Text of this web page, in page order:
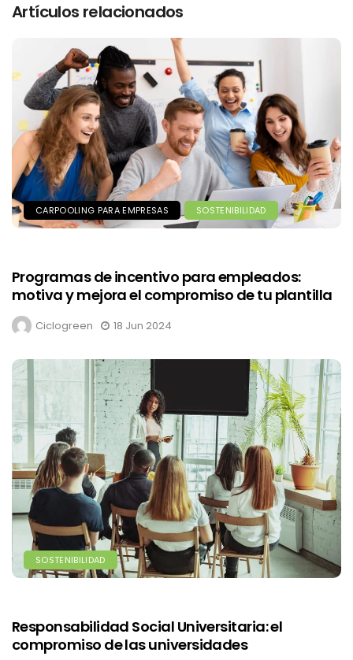
Artículos relacionados
CARPOOLING PARA EMPRESAS SOSTENIBILIDAD
Programas de incentivo para empleados:
motiva y mejora el compromiso de tu plantilla
Ciclogreen 18 Jun 2024
SOSTENIBILIDAD
Responsabilidad Social Universitaria: el
compromiso de las universidades